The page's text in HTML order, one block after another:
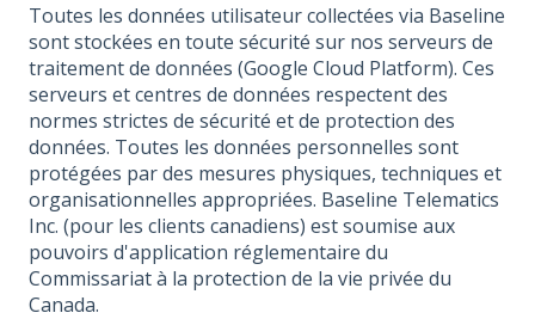
Toutes les données utilisateur collectées via Baseline
sont stockées en toute sécurité sur nos serveurs de
traitement de données (Google Cloud Platform). Ces
serveurs et centres de données respectent des
normes strictes de sécurité et de protection des
données. Toutes les données personnelles sont
protégées par des mesures physiques, techniques et
organisationnelles appropriées. Baseline Telematics
Inc. (pour les clients canadiens) est soumise aux
pouvoirs d'application réglementaire du
Commissariat à la protection de la vie privée du
Canada.